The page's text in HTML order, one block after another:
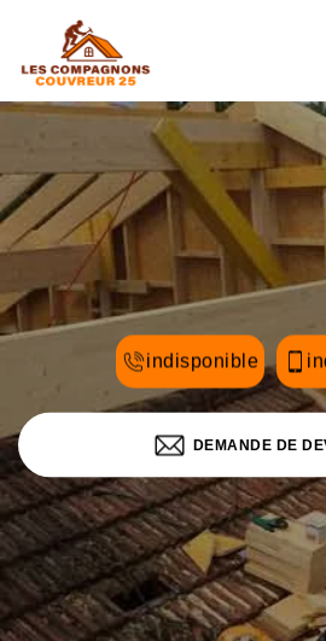
indisponible
DEMANDE DE